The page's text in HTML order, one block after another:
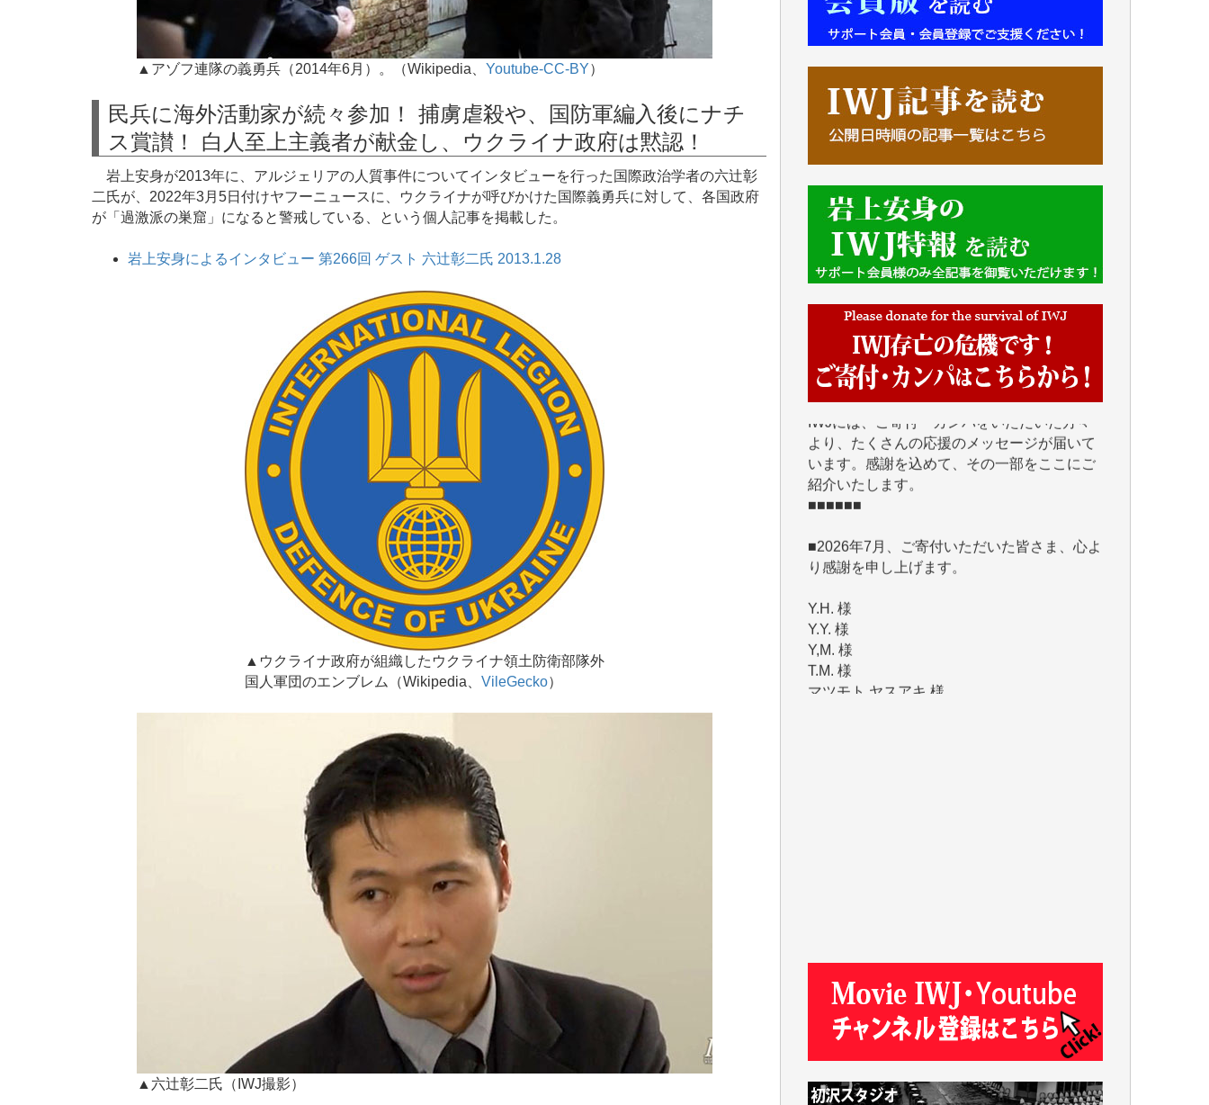
▲アゾフ連隊の義勇兵（2014年6月）。（Wikipedia、 Youtube-CC-BY）
民兵に海外活動家が続々参加！ 捕虜虐殺や、国防軍編入後にナチ
ス賞讃！ 白人至上主義者が献金し、ウクライナ政府は黙認！
岩上安身が2013年に、アルジェリアの人質事件についてインタビューを行った国際政治学者の六辻彰
二氏が、2022年3月5日付けヤフーニュースに、ウクライナが呼びかけた国際義勇兵に対して、各国政府
が「過激派の巣窟」になると警戒している、という個人記事を掲載した。
岩上安身によるインタビュー 第266回 ゲスト 六辻彰二氏 2013.1.28
▲ウクライナ政府が組織したウクライナ領土防衛部隊外
国人軍団のエンブレム（Wikipedia、 VileGecko）
▲六辻彰二氏（IWJ撮影）
IWJには、ご寄付・カンパをいただいた方々
より、たくさんの応援のメッセージが届いて
紹介いたします。
■■■■■■
■2026年7月、ご寄付いただいた皆さま、心よ
り感謝を申し上げます。
Y.H. 様
Y.Y. 様
T.M. 様
マツモト ヤスアキ 様
マシオン 恵美香 様
岩井 祐子 様
マシオン恵美香 様
山本賢二 様
金 盛起 様